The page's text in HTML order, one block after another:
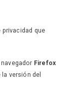
privacidad que
navegador Firefox
versión del